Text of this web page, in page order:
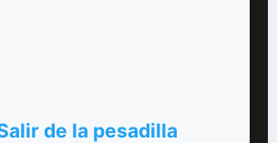
de la pesadilla